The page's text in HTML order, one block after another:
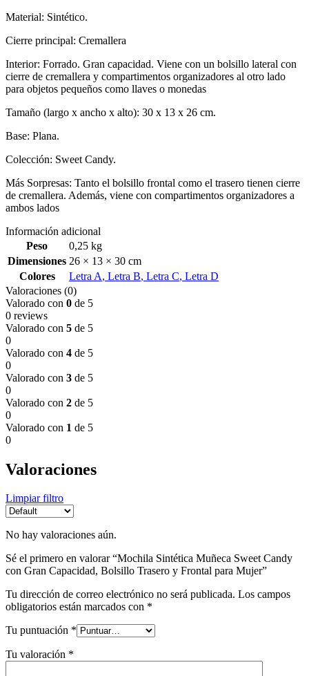
Material: Sintético.
Cierre principal: Cremallera
Interior: Forrado. Gran capacidad. Viene con un bolsillo lateral con
cierre de cremallera y compartimentos organizadores al otro lado
para objetos pequeños como llaves o monedas
Tamaño (largo x ancho x alto): 30 x 13 x 26 cm.
Base: Plana.
Colección: Sweet Candy.
Más Sorpresas: Tanto el bolsillo frontal como el trasero tienen cierre
de cremallera. Además, viene con compartimentos organizadores a
ambos lados
Información adicional
Peso
0,25 kg
Dimensiones 26 × 13 × 30 cm
Colores
Letra A, Letra B, Letra C, Letra D
Valoraciones (0)
Valorado con 0 de 5
0 reviews
Valorado con 5 de 5
0
Valorado con 4 de 5
0
Valorado con 3 de 5
0
Valorado con 2 de 5
0
Valorado con 1 de 5
0
Valoraciones
Limpiar filtro
No hay valoraciones aún.
Sé el primero en valorar “Mochila Sintética Muñeca Sweet Candy
con Gran Capacidad, Bolsillo Trasero y Frontal para Mujer”
Tu dirección de correo electrónico no será publicada. Los campos
obligatorios están marcados con *
Tu puntuación *
Tu valoración *